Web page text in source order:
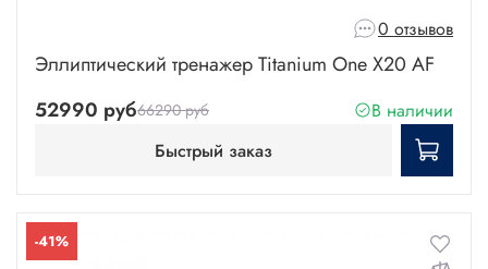
0 отзывов
Эллиптический тренажер Titanium One X20 AF
52990 руб66290 руб
В наличии
Быстрый заказ
-41%